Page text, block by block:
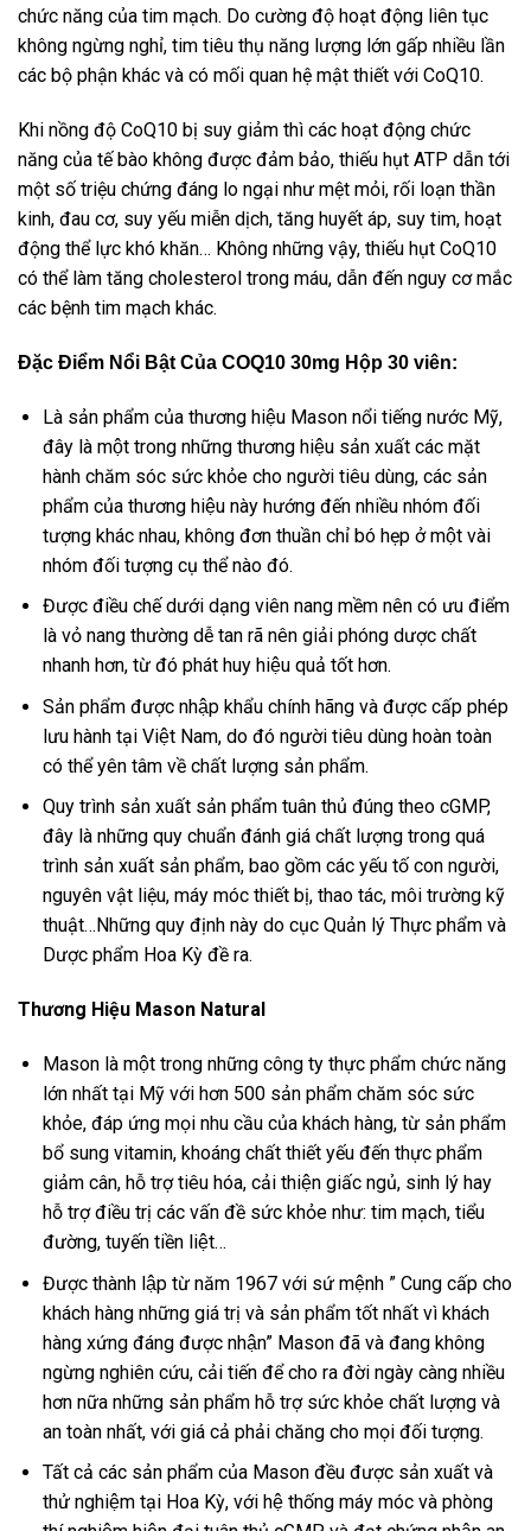
chức năng của tim mạch. Do cường độ hoạt động liên tục
không ngừng nghỉ, tim tiêu thụ năng lượng lớn gấp nhiều lần
các bộ phận khác và có mối quan hệ mật thiết với CoQ10.
Khi nồng độ CoQ10 bị suy giảm thì các hoạt động chức
năng của tế bào không được đảm bảo, thiếu hụt ATP dẫn tới
một số triệu chứng đáng lo ngại như mệt mỏi, rối loạn thần
kinh, đau cơ, suy yếu miễn dịch, tăng huyết áp, suy tim, hoạt
động thể lực khó khăn… Không những vậy, thiếu hụt CoQ10
có thể làm tăng cholesterol trong máu, dẫn đến nguy cơ mắc
các bệnh tim mạch khác.
Đặc Điểm Nổi Bật Của COQ10 30mg Hộp 30 viên:
Là sản phẩm của thương hiệu Mason nổi tiếng nước Mỹ,
đây là một trong những thương hiệu sản xuất các mặt
hành chăm sóc sức khỏe cho người tiêu dùng, các sản
phẩm của thương hiệu này hướng đến nhiều nhóm đối
tượng khác nhau, không đơn thuần chỉ bó hẹp ở một vài
nhóm đối tượng cụ thể nào đó.
Được điều chế dưới dạng viên nang mềm nên có ưu điểm
là vỏ nang thường dễ tan rã nên giải phóng dược chất
nhanh hơn, từ đó phát huy hiệu quả tốt hơn.
Sản phẩm được nhập khẩu chính hãng và được cấp phép
lưu hành tại Việt Nam, do đó người tiêu dùng hoàn toàn
có thể yên tâm về chất lượng sản phẩm.
Quy trình sản xuất sản phẩm tuân thủ đúng theo cGMP,
đây là những quy chuẩn đánh giá chất lượng trong quá
trình sản xuất sản phẩm, bao gồm các yếu tố con người,
nguyên vật liệu, máy móc thiết bị, thao tác, môi trường kỹ
thuật…Những quy định này do cục Quản lý Thực phẩm và
Dược phẩm Hoa Kỳ đề ra.
Thương Hiệu Mason Natural
Mason là một trong những công ty thực phẩm chức năng
lớn nhất tại Mỹ với hơn 500 sản phẩm chăm sóc sức
khỏe, đáp ứng mọi nhu cầu của khách hàng, từ sản phẩm
bổ sung vitamin, khoáng chất thiết yếu đến thực phẩm
giảm cân, hỗ trợ tiêu hóa, cải thiện giấc ngủ, sinh lý hay
hỗ trợ điều trị các vấn đề sức khỏe như: tim mạch, tiểu
đường, tuyến tiền liệt…
Được thành lập từ năm 1967 với sứ mệnh ” Cung cấp cho
khách hàng những giá trị và sản phẩm tốt nhất vì khách
hàng xứng đáng được nhận” Mason đã và đang không
ngừng nghiên cứu, cải tiến để cho ra đời ngày càng nhiều
hơn nữa những sản phẩm hỗ trợ sức khỏe chất lượng và
an toàn nhất, với giá cả phải chăng cho mọi đối tượng.
Tất cả các sản phẩm của Mason đều được sản xuất và
thử nghiệm tại Hoa Kỳ, với hệ thống máy móc và phòng